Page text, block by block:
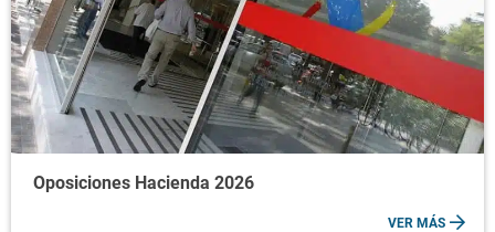
Oposiciones Hacienda 2026
VER MÁS